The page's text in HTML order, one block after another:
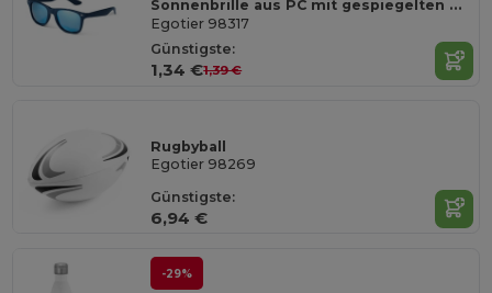
Sonnenbrille aus PC mit gespiegelten Brillengläsern
Egotier 98317
Günstigste:
1,34 €1,39 €
Rugbyball
Egotier 98269
Günstigste:
6,94 €
-29%